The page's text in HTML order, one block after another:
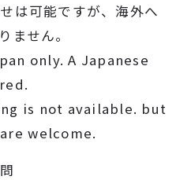
は可能ですが、海外へ
ません。
only. A Japanese
is not available. but
welcome.